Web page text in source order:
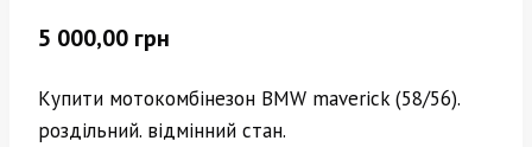
5 000,00 грн
Купити мотокомбінезон BMW maverick (58/56).
роздільний. відмінний стан.